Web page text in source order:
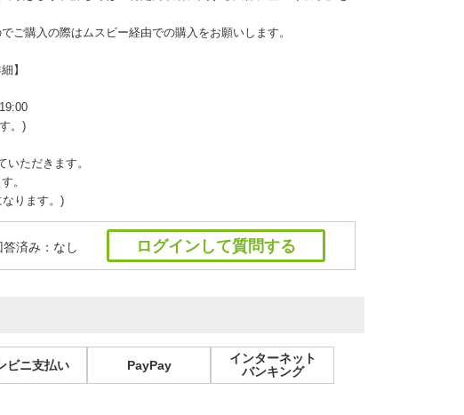
ご購入の際はムスビー経由での購入をお願いします。
】
。)
いただきます。
。
なります。)
答済み：なし ログインして質問する
ビニ支払い PayPay
インターネット
バンキング